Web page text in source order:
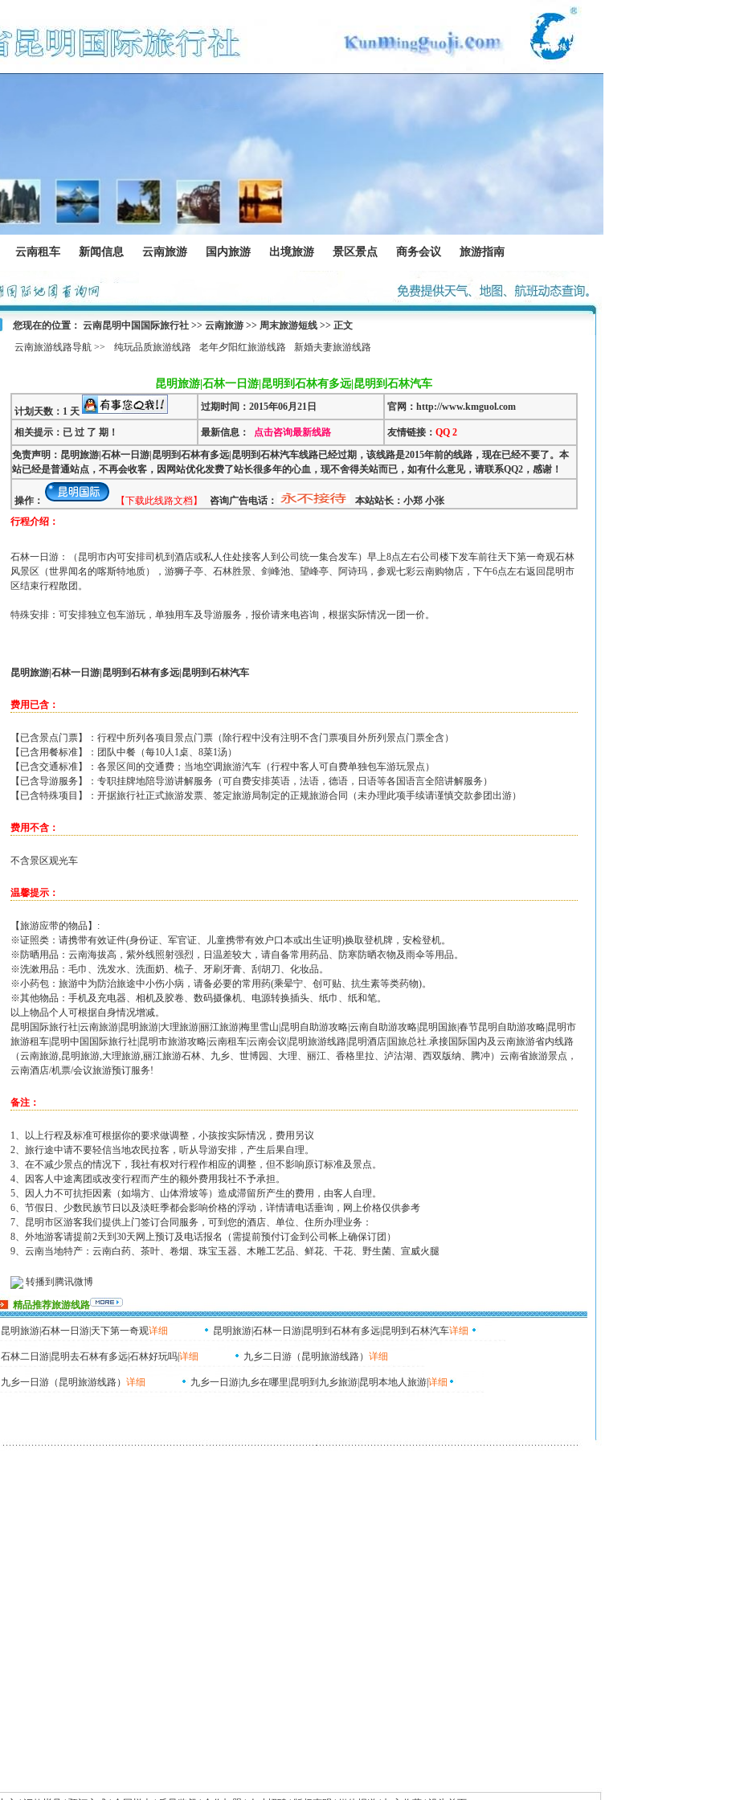
云南租车 新闻信息 云南旅游 国内旅游 出境旅游 景区景点 商务会议 旅游指南
您现在的位置： 云南昆明中国国际旅行社>> 云南旅游>> 周末旅游短线>> 正文
云南旅游线路导航 >>
纯玩品质旅游线路 老年夕阳红旅游线路 新婚夫妻旅游线路
昆明旅游|石林一日游|昆明到石林有多远|昆明到石林汽车
计划天数：1 天 过期时间：2015年06月21日 官网：http://www.kmguol.com
相关提示：已 过 了 期！ 最新信息： 点击咨询最新线路 友情链接： QQ 2
免责声明：昆明旅游|石林一日游|昆明到石林有多远|昆明到石林汽车线路已经过期，该线路是2015年前的线路，现在已经不要了。本
站已经是普通站点，不再会收客，因网站优化发费了站长很多年的心血，现不舍得关站而已，如有什么意见，请联系QQ2，感谢！
操作： 【下载此线路文档】 咨询广告电话：
本站站长：小郑 小张
行程介绍：
石林一日游：（ 昆明市内可安排司机到 酒店或私人住处接客人到公司统一集合发车）早上8点左右公司楼下发车前往天下第一奇观石林
风景区（世界闻名的喀斯特地质） ，游狮子亭、石林胜景、剑峰池、望峰亭、阿诗玛，参观七彩云南购物店，下午6点左右返回 昆明市
区结束行程散团。
特殊安排：可安排独立包车游玩，单独用车及导游服务，报价请来电咨询，根据实际情况一团一价。
昆明旅游|石林一日游|昆明到石林有多远|昆明到石林汽车
费用已含：
【已含景点门票】：行程中所列各项目景点门票（除行程中没有注明不含门票项目外所列景点门票全含）
【已含用餐标准】：团队中餐（每10人1桌、8菜1汤）
【已含交通标准】：各景区间的交通费；当地空调旅游汽车（行程中客人可自费单独包车游玩景点）
【已含导游服务】：专职挂牌地陪导游讲解服务（可自费安排英语，法语，德语，日语等各国语言全陪讲解服务）
【已含特殊项目】：开据旅行社正式旅游发票、签定旅游局制定的正规旅游合同（未办理此项手续请谨慎交款参团出游）
费用不含：
不含景区观光车
温馨提示：
【旅游应带的物品】:
※证照类：请携带有效证件(身份证、军官证、儿童携带有效户口本或出生证明)换取登机牌，安检登机。
※防晒用品：云南海拔高，紫外线照射强烈，日温差较大，请自备常用药品、防寒防晒衣物及雨伞等用品。
※洗漱用品：毛巾、洗发水、洗面奶、梳子、牙刷牙膏、刮胡刀、化妆品。
※小药包：旅游中为防治旅途中小伤小病，请备必要的常用药(乘晕宁、创可贴、抗生素等类药物)。
※其他物品：手机及充电器、相机及胶卷、数码摄像机、电源转换插头、纸巾、纸和笔。
以上物品个人可根据自身情况增减。
昆明国际旅行社|云南旅游|昆明旅游|大理旅游|丽江旅游|梅里雪山|昆明自助游攻略|云南自助游攻略|昆明国旅|春节昆明自助游攻略|昆明市
旅游租车|昆明中国国际旅行社|昆明市旅游攻略|云南租车|云南会议|昆明旅游线路|昆明酒店|国旅总社.承接国际国内及云南旅游省内线路
（云南旅游,昆明旅游,大理旅游,丽江旅游石林、九乡、世博园、大理、丽江、香格里拉、泸沽湖、西双版纳、腾冲）云南省旅游景点，
云南酒店/机票/会议旅游预订服务!
备注：
1、以上行程及标准可根据你的要求做调整，小孩按实际情况，费用另议
2、旅行途中请不要轻信当地农民拉客，听从导游安排，产生后果自理。
3、在不减少景点的情况下，我社有权对行程作相应的调整，但不影响原订标准及景点。
4、因客人中途离团或改变行程而产生的额外费用我社不予承担。
5、因人力不可抗拒因素（如塌方、山体滑坡等）造成滞留所产生的费用，由客人自理。
6、节假日、少数民族节日以及淡旺季都会影响价格的浮动，详情请电话垂询，网上价格仅供参考
7、昆明市区游客我们提供上门签订合同服务，可到您的酒店、单位、住所办理业务：
8、外地游客请提前2天到30天网上预订及电话报名（需提前预付订金到公司帐上确保订团）
9、云南当地特产：云南白药、茶叶、卷烟、珠宝玉器、木雕工艺品、鲜花、干花、野生菌、宣威火腿
转播到腾讯微博
精品推荐旅游线路
详细
昆明旅游|石林一日游|天下第一奇观 详细
昆明旅游|石林一日游|昆明到石林有多远|昆明到石林汽车
详细
石林二日游|昆明去石林有多远|石林好玩吗| 详细
九乡二日游（昆明旅游线路）
详细
九乡一日游（昆明旅游线路） 详细
九乡一日游|九乡在哪里|昆明到九乡旅游|昆明本地人旅游|